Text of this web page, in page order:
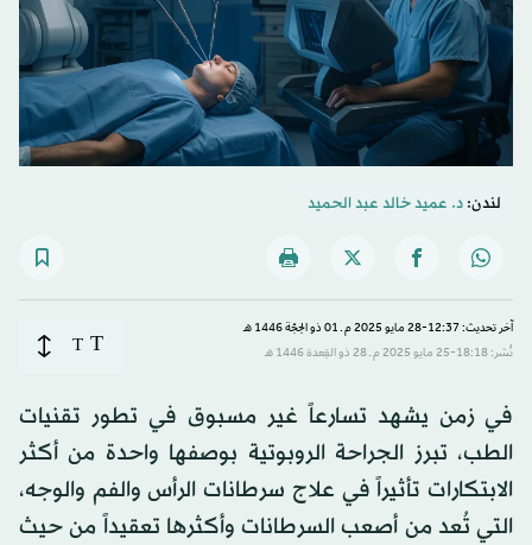
لندن:د. عميد خالد عبد الحميد
آخر تحديث: 12:37-28 مايو 2025 م ـ 01 ذو الحِجّة 1446 هـ
نُشر: 18:18-25 مايو 2025 م ـ 28 ذو القِعدة 1446 هـ
T
T
في زمن يشهد تسارعاً غير مسبوق في تطور تقنيات
الطب، تبرز الجراحة الروبوتية بوصفها واحدة من أكثر
الابتكارات تأثيراً في علاج سرطانات الرأس والفم والوجه،
التي تُعد من أصعب السرطانات وأكثرها تعقيداً من حيث